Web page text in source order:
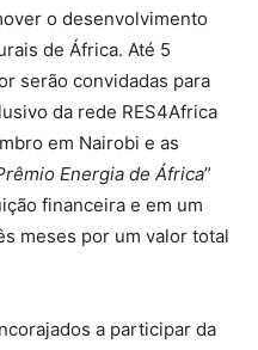
o desenvolvimento
de África. Até 5
serão convidadas para
da rede RES4Africa
em Nairobi e as
Energia de África”
financeira e em um
meses por um valor total
a participar da